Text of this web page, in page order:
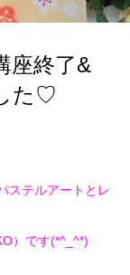
座終了&
た♡
ステルアートとレ
）です(*^_^*)